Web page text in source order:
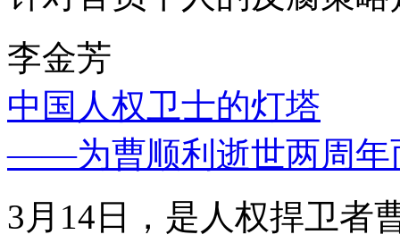
李金芳
中国人权卫士的灯塔
——为曹顺利逝世两周年
3月14日，是人权捍卫者